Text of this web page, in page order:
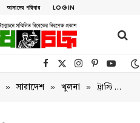
আমাদের পরিবার LOGIN
Facebook
X (Twitter)Instagram
Pinterest
» সারাদেশ » খুলনা » ট্রাস্টি বোর্ড পরিবর্তন ও নতুন পরিচালনায় ‘লালন বিজ্ঞান ও কলা বিশ্ববিদ্যালয়’